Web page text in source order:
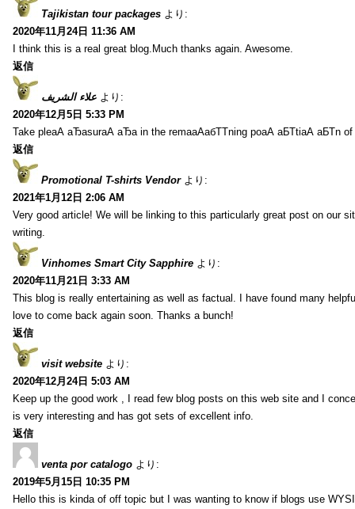
Tajikistan tour packages より:
2020年11月24日 11:36 AM
I think this is a real great blog.Much thanks again. Awesome.
返信
علاء الشريف より:
2020年12月5日 5:33 PM
Take pleаА аЂаsurаА аЂа in the remaаАабТТning poаА аБТtiаА аБТn
返信
Promotional T-shirts Vendor より:
2021年1月12日 2:06 AM
Very good article! We will be linking to this particularly great post on our
writing.
Vinhomes Smart City Sapphire より:
2020年11月21日 3:33 AM
This blog is really entertaining as well as factual. I have found many
love to come back again soon. Thanks a bunch!
返信
visit website より:
2020年12月24日 5:03 AM
Keep up the good work , I read few blog posts on this web site and I
is very interesting and has got sets of excellent info.
返信
venta por catalogo より:
2019年5月15日 10:35 PM
Hello this is kinda of off topic but I was wanting to know if blogs use